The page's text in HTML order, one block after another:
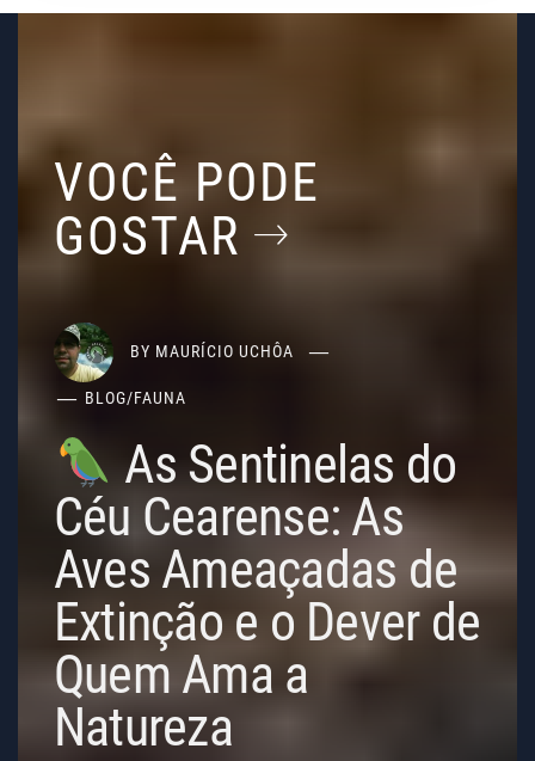
VOCÊ PODE
GOSTAR
BY MAURÍCIO UCHÔA
BLOG/FAUNA
As Sentinelas do
Céu Cearense: As
Aves Ameaçadas de
Extinção e o Dever de
Quem Ama a
Natureza